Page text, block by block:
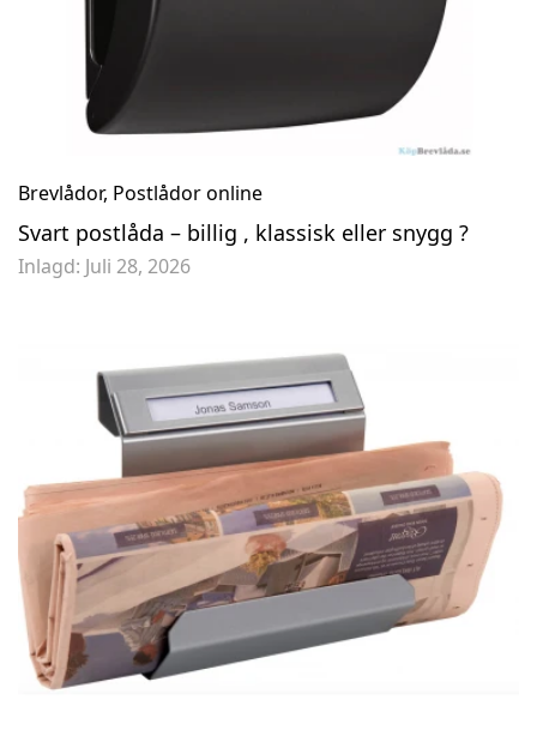
Brevlådor, Postlådor online
Svart postlåda – billig , klassisk eller snygg ?
Inlagd: Juli 28, 2026